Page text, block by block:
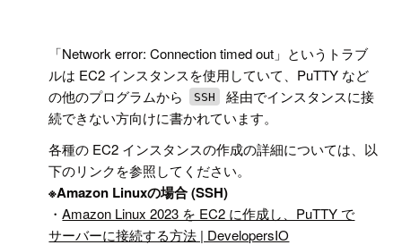
「Network error: Connection timed out」というトラブ
ルは EC2 インスタンスを使用していて、PuTTY など
の他のプログラムから
SSH
経由でインスタンスに接
続できない方向けに書かれています。
各種の EC2 インスタンスの作成の詳細については、以
下のリンクを参照してください。
※Amazon Linuxの場合 (SSH)
・Amazon Linux 2023 を EC2 に作成し、PuTTY で
サーバーに接続する方法 | DevelopersIO